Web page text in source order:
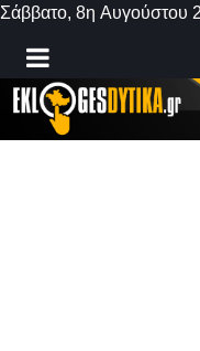
Σάββατο, 8η Αυγούστου